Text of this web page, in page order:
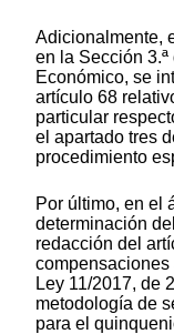
Adicionalmente,
en la Sección
Económico, se
artículo 68
particular
el apartado tres
procedimiento
Por último, en el
determinación
redacción del
Ley 11/2017, de
metodología de
para el